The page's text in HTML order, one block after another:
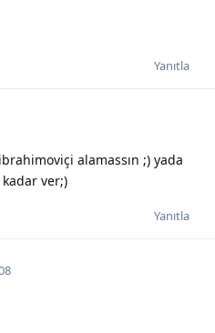
Yanıtla
alamassın ;) yada
kadar ver;)
Yanıtla